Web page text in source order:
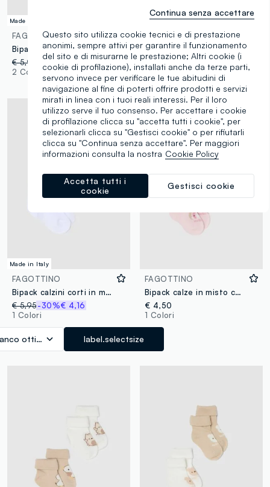
Made in Italy
FAGOTTINO
Bipack calzini in misto cotone bianchi da neonato con bordo ricamato
€ 5,95
-30%€ 4,16
2 Colori
Made in Italy
FAGOTTINO
Bipack calzini corti in misto bamboo bianchi per neonati
€ 5,95
1 Colori
Made in Italy
FAGOTTINO
Bipack calzini corti in misto cotone bianchi da neonato regular fit
€ 5,95-30%€ 4,16
1 Colori
ottico label.selectsize
FAGOTTINO
Bipack calze in misto cotone multicolor da neonata con stampe
€ 4,50
1 Colori
Questo sito utilizza cookie tecnici e di prestazione
anonimi, sempre attivi per garantire il funzionamento
del sito e di misurarne le prestazione; Altri cookie (i
cookie di profilazione), installati anche da terze parti,
servono invece per verificare le tue abitudini di
navigazione al fine di poterti offrire prodotti e servizi
mirati in linea con i tuoi reali interessi. Per il loro
utilizzo serve il tuo consenso. Per accettare i cookie
di profilazione clicca su "accetta tutti i cookie", per
selezionarli clicca su "Gestisci cookie" o per rifiutarli
clicca su "Continua senza accettare". Per maggiori
informazioni consulta la nostra Cookie Policy
Gestisci cookie
Accetta tutti i
cookie
Continua senza accettare